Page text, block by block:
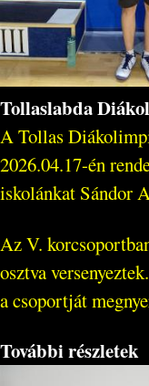
Tollaslabda
A Tollas
2026.04.17-én
iskolánkat Sándor
Az V.
osztva
a csoportját
További részletek